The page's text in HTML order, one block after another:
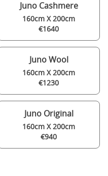
Juno Cashmere
160cm X 200cm
€1640
Juno Wool
160cm X 200cm
€1230
Juno Original
160cm X 200cm
€940